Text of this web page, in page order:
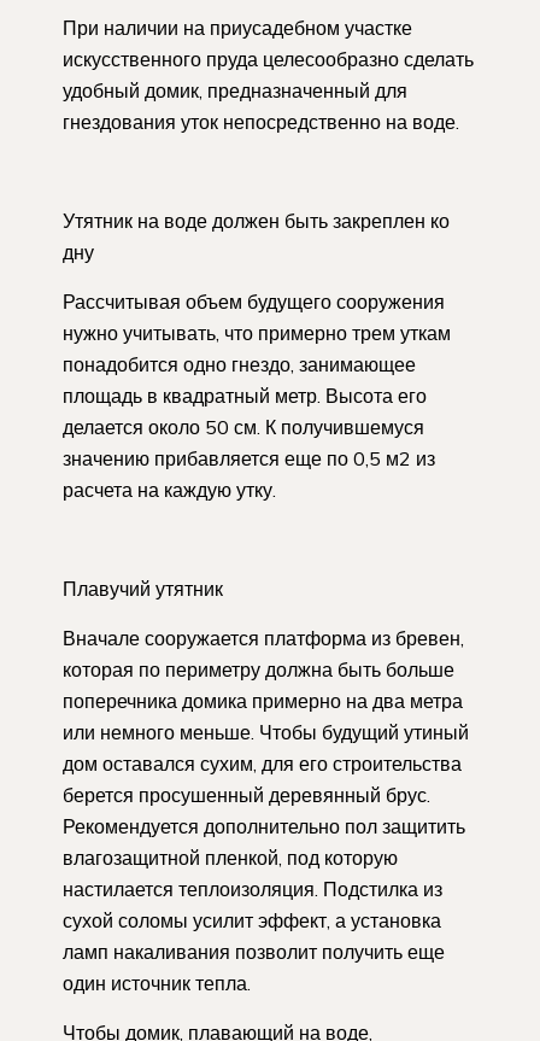
При наличии на приусадебном участке
искусственного пруда целесообразно сделать
удобный домик, предназначенный для
гнездования уток непосредственно на воде.
Утятник на воде должен быть закреплен ко
дну
Рассчитывая объем будущего сооружения
нужно учитывать, что примерно трем уткам
понадобится одно гнездо, занимающее
площадь в квадратный метр. Высота его
делается около 50 см. К получившемуся
значению прибавляется еще по 0,5 м2 из
расчета на каждую утку.
Плавучий утятник
Вначале сооружается платформа из бревен,
которая по периметру должна быть больше
поперечника домика примерно на два метра
или немного меньше. Чтобы будущий утиный
дом оставался сухим, для его строительства
берется просушенный деревянный брус.
Рекомендуется дополнительно пол защитить
влагозащитной пленкой, под которую
настилается теплоизоляция. Подстилка из
сухой соломы усилит эффект, а установка
ламп накаливания позволит получить еще
один источник тепла.
Чтобы домик, плавающий на воде,